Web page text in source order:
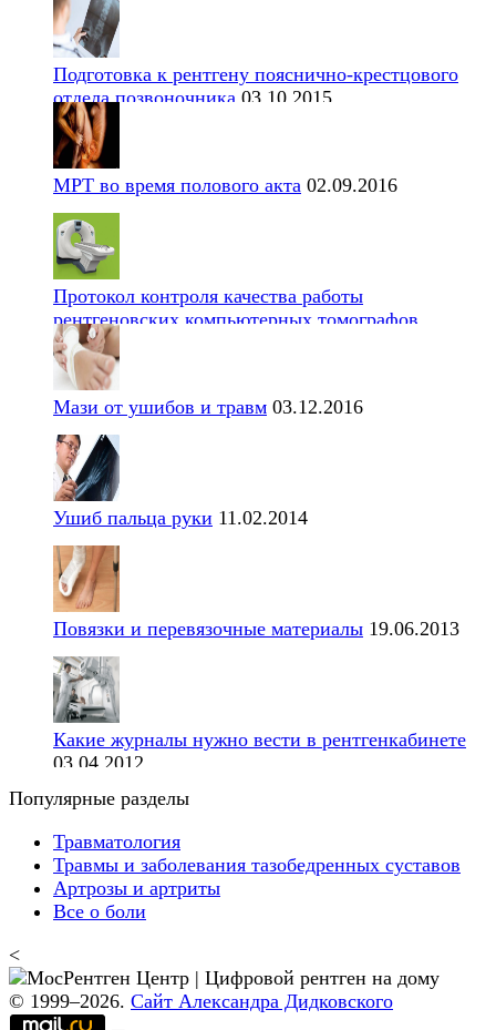
Подготовка к рентгену пояснично-крестцового
отдела позвоночника 03.10.2015
МРТ во время полового акта 02.09.2016
Протокол контроля качества работы
рентгеновских компьютерных томографов
Мази от ушибов и травм 03.12.2016
Ушиб пальца руки 11.02.2014
Повязки и перевязочные материалы 19.06.2013
Какие журналы нужно вести в рентгенкабинете
03.04.2012
Популярные разделы
Травматология
Травмы и заболевания тазобедренных суставов
Артрозы и артриты
Все о боли
<
© 1999–2026. Сайт Александра Дидковского